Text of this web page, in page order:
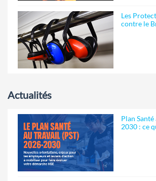
Les
contre le
Actualités
Plan
2030 : ce